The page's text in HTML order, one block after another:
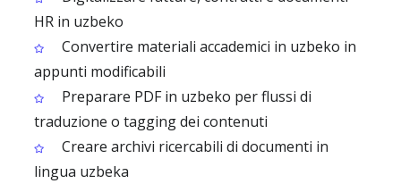
HR in uzbeko
Convertire materiali accademici in uzbeko in
appunti modificabili
Preparare PDF in uzbeko per flussi di
traduzione o tagging dei contenuti
Creare archivi ricercabili di documenti in
lingua uzbeka